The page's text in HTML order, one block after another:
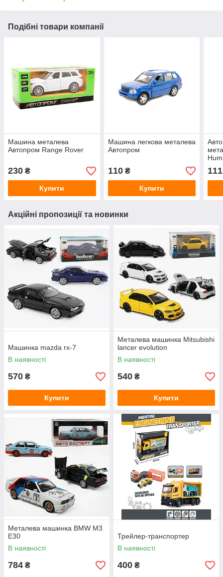
Подібні товари компанії
Машина металева
Автопром Range Rover
230 ₴
Купити
Машина легкова металева
Автопром
110₴
Купити
Акційні пропозиції та новинки
Машинка mazda rx-7
В наявності
570 ₴
Купити
Металева машинка Mitsubishi
lancer evolution
В наявності
540 ₴
Купити
Металева машинка BMW M3
E30
В наявності
784 ₴
Трейлер-транспортер
В наявності
400 ₴